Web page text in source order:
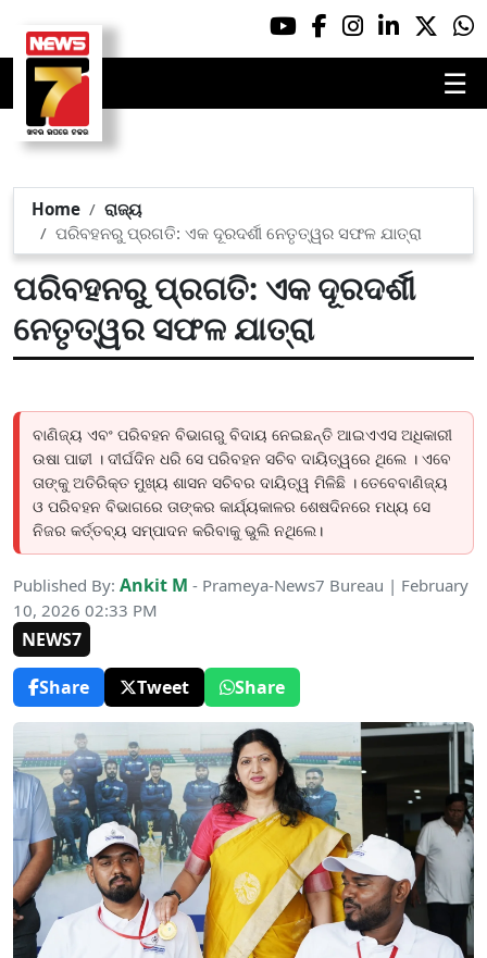
☰
Home
ରାଜ୍ୟ
ପରିବହନରୁ ପ୍ରଗତି: ଏକ ଦୂରଦର୍ଶୀ ନେତୃତ୍ୱର ସଫଳ ଯାତ୍ରା
ପରିବହନରୁ ପ୍ରଗତି: ଏକ ଦୂରଦର୍ଶୀ
ନେତୃତ୍ୱର ସଫଳ ଯାତ୍ରା
ବାଣିଜ୍ୟ ଏବଂ ପରିବହନ ବିଭାଗରୁ ବିଦାୟ ନେଇଛନ୍ତି ଆଇଏଏସ ଅଧିକାରୀ
ଉଷା ପାଢୀ । ଦୀର୍ଘଦିନ ଧରି ସେ ପରିବହନ ସଚିବ ଦାୟିତ୍ୱରେ ଥିଲେ । ଏବେ
ତାଙ୍କୁ ଅତିରିକ୍ତ ମୁଖ୍ୟ ଶାସନ ସଚିବର ଦାୟିତ୍ୱ ମିଳିଛି । ତେବେବାଣିଜ୍ୟ
ଓ ପରିବହନ ବିଭାଗରେ ତାଙ୍କର କାର୍ଯ୍ୟକାଳର ଶେଷଦିନରେ ମଧ୍ୟ ସେ
ନିଜର କର୍ତ୍ତବ୍ୟ ସମ୍ପାଦନ କରିବାକୁ ଭୁଲି ନଥିଲେ।
Published By: Ankit M - Prameya-News7 Bureau | February
10, 2026 02:33 PM
NEWS7
Share
Tweet Share